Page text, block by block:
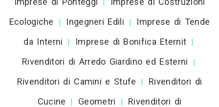
|
Ecologiche
| Ingegneri Edili |
Imprese di Tende
da Interni
| Imprese di Bonifica Eternit |
Rivenditori di Arredo Giardino ed Esterni |
Rivenditori di Camini e Stufe |
Rivenditori di
Cucine
| Geometri |
Rivenditori di